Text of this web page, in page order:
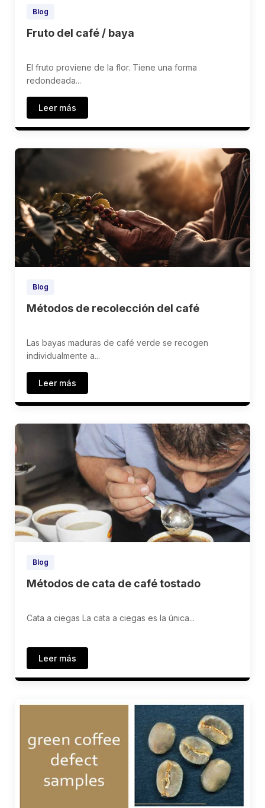
Blog
Fruto del café / baya
El fruto proviene de la flor. Tiene una forma
redondeada...
Leer más
Blog
Métodos de recolección del café
Las bayas maduras de café verde se recogen
individualmente a...
Leer más
Blog
Métodos de cata de café tostado
Cata a ciegas La cata a ciegas es la única...
Leer más